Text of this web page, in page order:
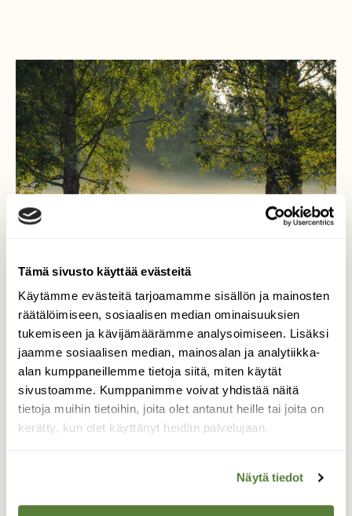
Tämä sivusto käyttää evästeitä
Käytämme evästeitä tarjoamamme sisällön ja mainosten
räätälöimiseen, sosiaalisen median ominaisuuksien
tukemiseen ja kävijämäärämme analysoimiseen. Lisäksi
jaamme sosiaalisen median, mainosalan ja analytiikka-
alan kumppaneillemme tietoja siitä, miten käytät
sivustoamme. Kumppanimme voivat yhdistää näitä
tietoja muihin tietoihin, joita olet antanut heille tai joita on
kerätty, kun olet käyttänyt heidän palvelujaan.
Näytä tiedot
Aamusumu.
Sumu ja nouseva aurinko muodostivat upeat
puitteet varhaiselle kuvausretkelle 20.8.20
Valokuvaaja: Martti Valtonen, Mukkula, Lahti
20.8.2020
TAKAISIN LISTAAN